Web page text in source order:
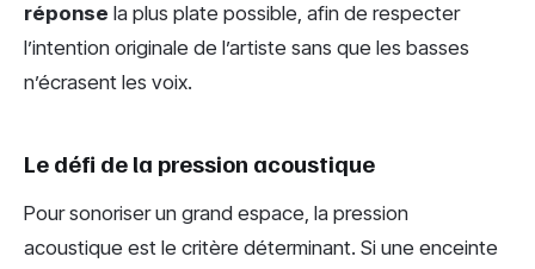
réponse la plus plate possible, afin de respecter
l’intention originale de l’artiste sans que les basses
n’écrasent les voix.
Le défi de la pression acoustique
Pour sonoriser un grand espace, la pression
acoustique est le critère déterminant. Si une enceinte